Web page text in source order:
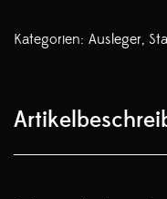
Kategorien: Ausleger,